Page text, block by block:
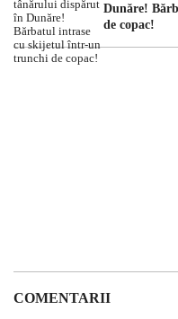
Dunăre!
de copac!
COMENTARII